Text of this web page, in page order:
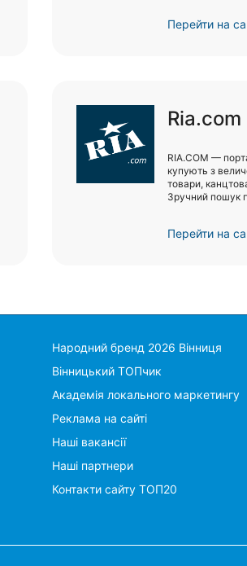
Перейти на
Ria.com
RIA.COM —
купують з
товари,
Зручний пошук
Перейти на
Народний бренд 2026 Вінниця
Вінницький ТОПчик
Академія локального маркетингу
Реклама на сайті
Наші вакансії
Наші партнери
Контакти сайту ТОП20